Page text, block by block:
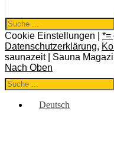
Search
for:
Cookie Einstellungen | *=
Datenschutzerklärung,
saunazeit | Sauna
Nach Oben
Search
for:
Deutsch